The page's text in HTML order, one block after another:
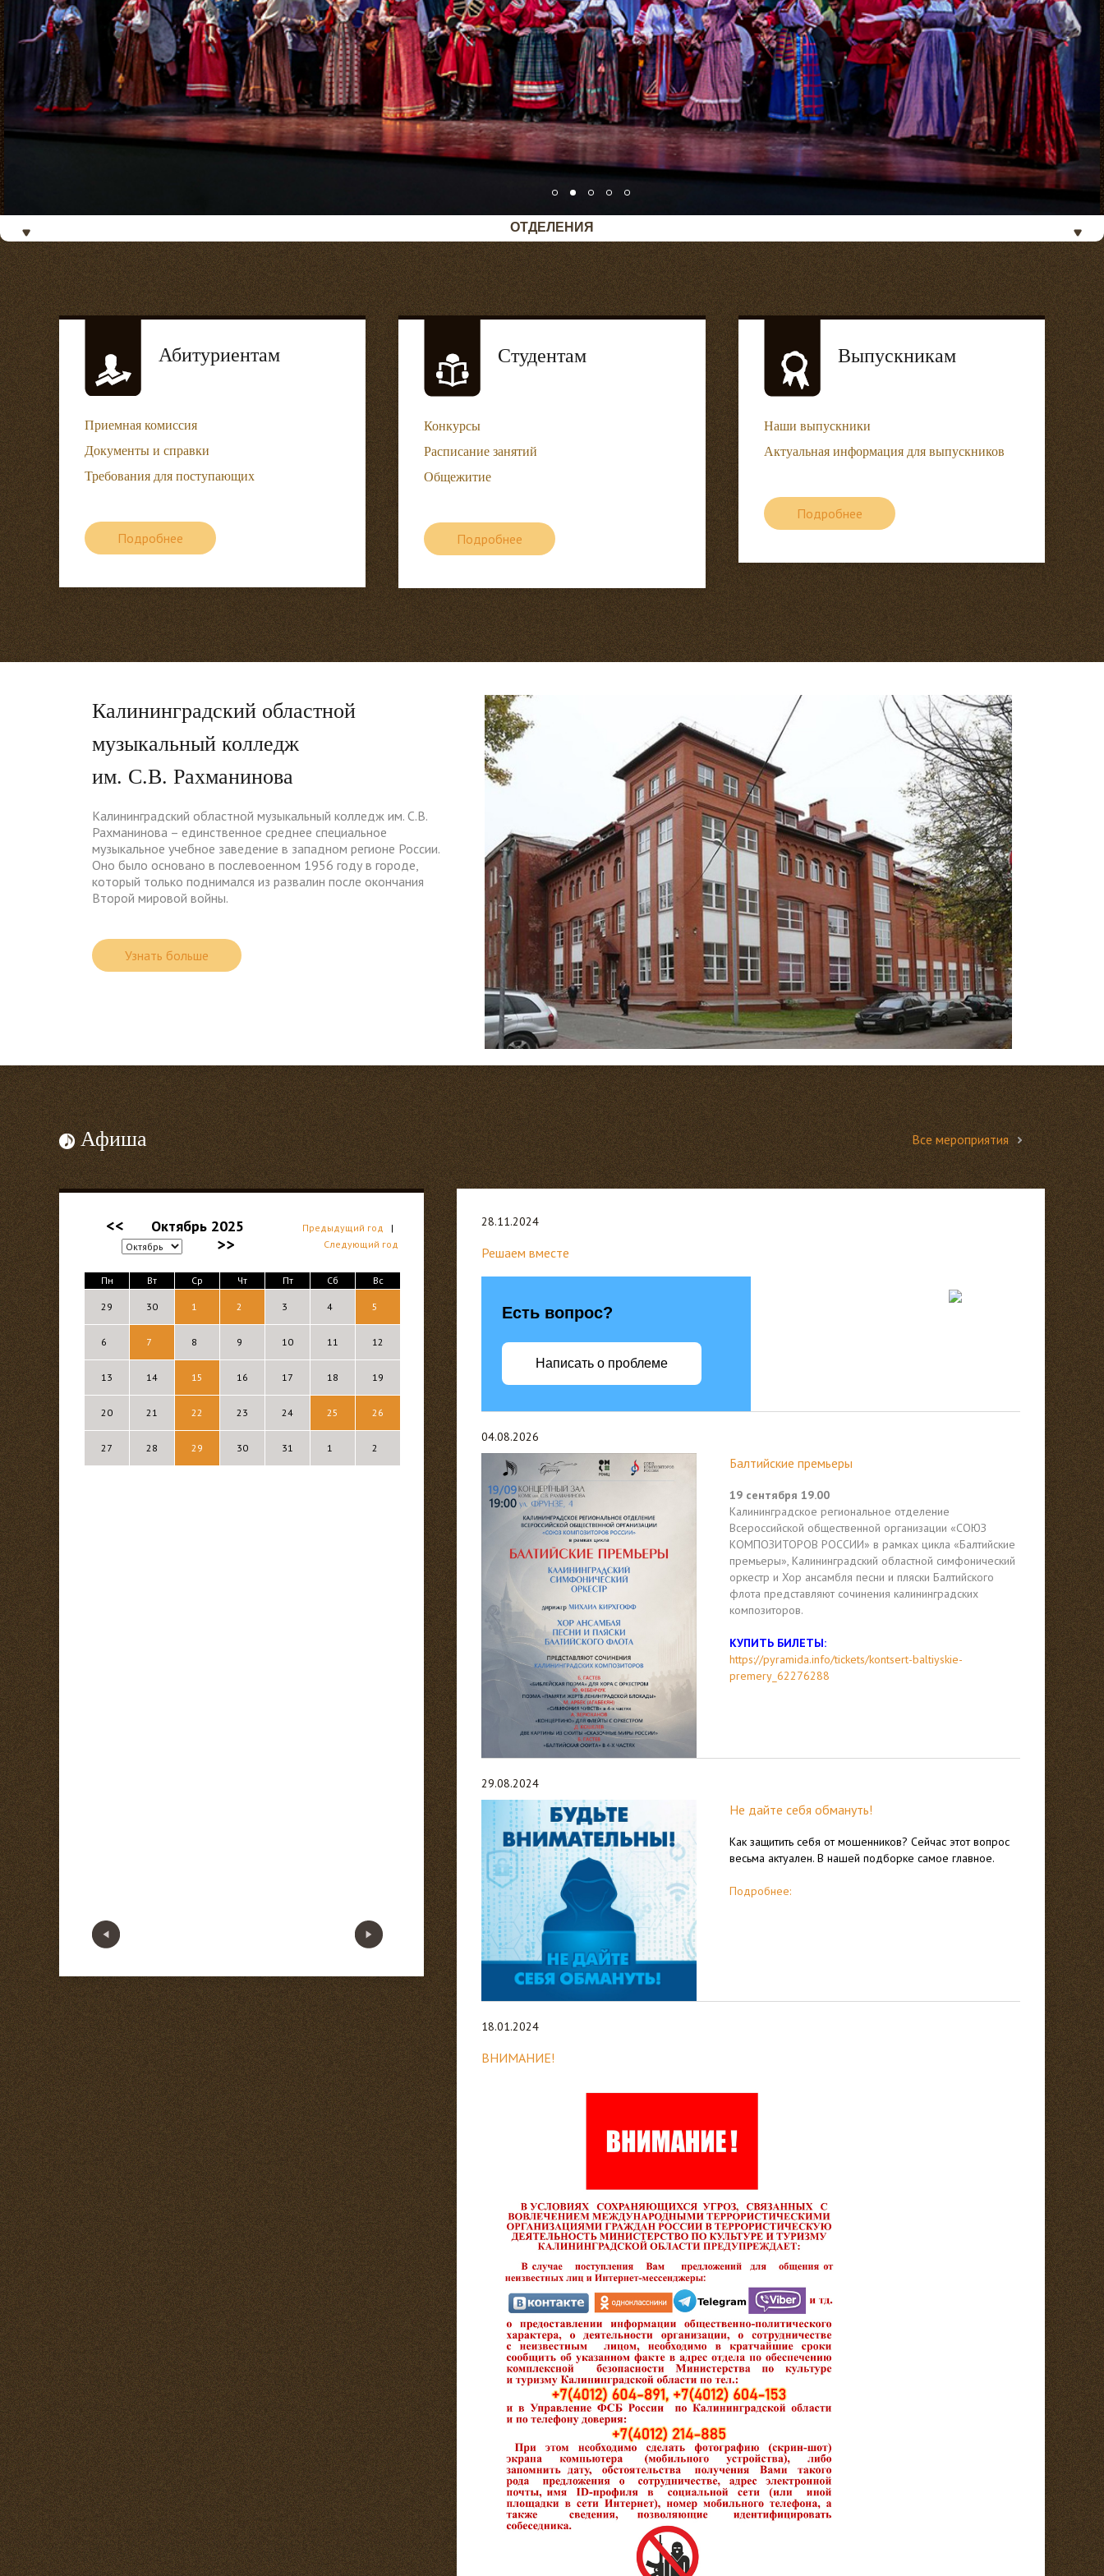
ОТДЕЛЕНИЯ
Абитуриентам
Приемная комиссия
Документы и справки
Требования для поступающих
Подробнее
Студентам
Конкурсы
Расписание занятий
Общежитие
Подробнее
Выпускникам
Наши выпускники
Актуальная информация для выпускников
Подробнее
Калининградский областной
музыкальный колледж
им. С.В. Рахманинова
Калининградский областной музыкальный колледж им. С.В.
Рахманинова – единственное среднее специальное
музыкальное учебное заведение в западном регионе России.
Оно было основано в послевоенном 1956 году в городе,
который только поднимался из развалин после окончания
Второй мировой войны.
Узнать больше
Афиша Все мероприятия
<< Октябрь 2025
>>
Предыдущий год |
Следующий год
Пн Вт Ср Чт Пт Сб Вс
29 30 1 2 3 4 5
6 7 8 9 10 11 12
13 14 15 16 17 18 19
20 21 22 23 24 25 26
27 28 29 30 31 1 2
28.11.2024
Решаем вместе
Есть вопрос?
Написать о проблеме
04.08.2026
Балтийские премьеры
19 сентября 19.00
Калининградское региональное отделение
Всероссийской общественной организации «СОЮЗ
КОМПОЗИТОРОВ РОССИИ» в рамках цикла «Балтийские
премьеры», Калининградский областной симфонический
оркестр и Хор ансамбля песни и пляски Балтийского
флота представляют сочинения калининградских
композиторов.
КУПИТЬ БИЛЕТЫ:
https://pyramida.info/tickets/kontsert-baltiyskie-
premery_62276288
29.08.2024
Не дайте себя обмануть!
Как защитить себя от мошенников? Сейчас этот вопрос
весьма актуален. В нашей подборке самое главное.
Подробнее:
18.01.2024
ВНИМАНИЕ!